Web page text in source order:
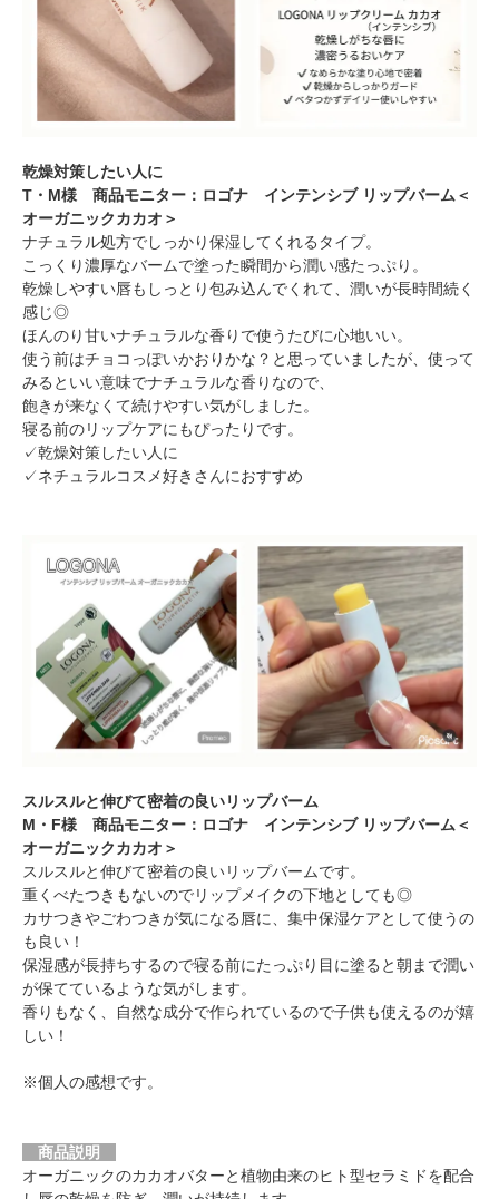
乾燥対策したい人に
T・M様 商品モニター：ロゴナ インテンシブ リップバーム＜
オーガニックカカオ＞
ナチュラル処方でしっかり保湿してくれるタイプ。
こっくり濃厚なバームで塗った瞬間から潤い感たっぷり。
乾燥しやすい唇もしっとり包み込んでくれて、潤いが長時間続く
感じ◎
ほんのり甘いナチュラルな香りで使うたびに心地いい。
使う前はチョコっぽいかおりかな？と思っていましたが、使って
みるといい意味でナチュラルな香りなので、
飽きが来なくて続けやすい気がしました。
寝る前のリップケアにもぴったりです。
✓乾燥対策したい人に
✓ネチュラルコスメ好きさんにおすすめ
スルスルと伸びて密着の良いリップバーム
M・F様 商品モニター：ロゴナ インテンシブ リップバーム＜
オーガニックカカオ＞
スルスルと伸びて密着の良いリップバームです。
重くべたつきもないのでリップメイクの下地としても◎
カサつきやごわつきが気になる唇に、集中保湿ケアとして使うの
も良い！
保湿感が長持ちするので寝る前にたっぷり目に塗ると朝まで潤い
が保てているような気がします。
香りもなく、自然な成分で作られているので子供も使えるのが嬉
しい！
※個人の感想です。
商品説明
オーガニックのカカオバターと植物由来のヒト型セラミドを配合